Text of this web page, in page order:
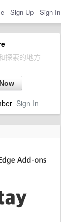
Sign Up Sign In
探索的地方
Sign In